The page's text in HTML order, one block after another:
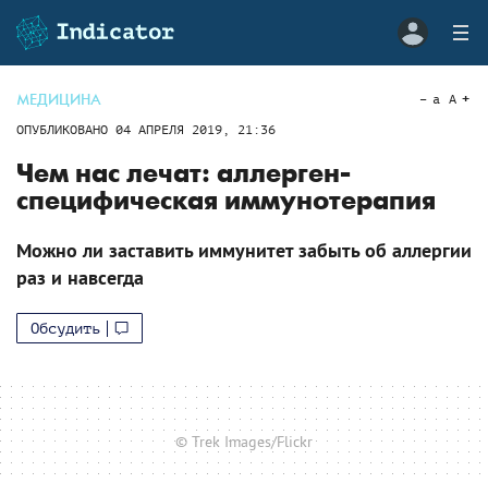
МЕДИЦИНА
ОПУБЛИКОВАНО 04 АПРЕЛЯ 2019, 21:36
a A
Чем нас лечат: аллерген-
специфическая иммунотерапия
Можно ли заставить иммунитет забыть об аллергии
раз и навсегда
Обсудить
© Trek Images/Flickr